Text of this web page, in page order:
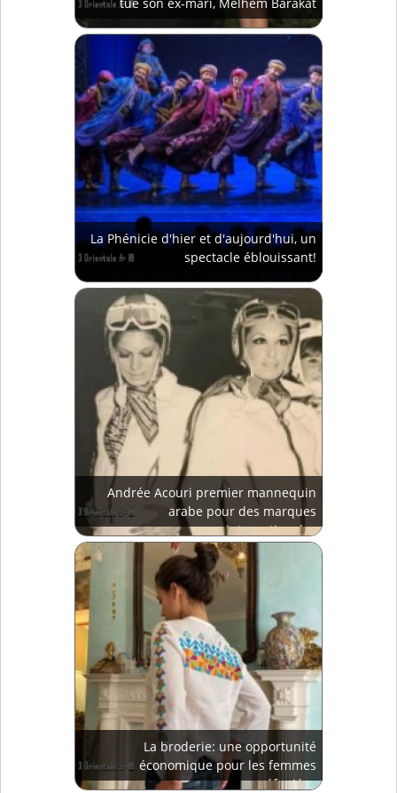
La Phénicie d'hier et d'aujourd'hui, un
spectacle éblouissant!
Andrée Acouri premier mannequin
arabe pour des marques
internationales
La broderie: une opportunité
économique pour les femmes
réfugiées